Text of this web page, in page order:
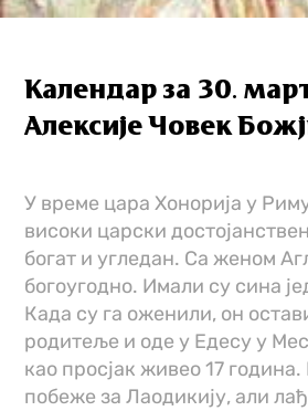
Календар за 30.
Алексије Човек
У време цара Хонорија у
високи царски
богат и угледан. Са женом
богоугодно. Имали су сина
Када су га оженили, он
родитеље и оде у Едесу у
као просјак живео 17
побеже за Лаодикију, али